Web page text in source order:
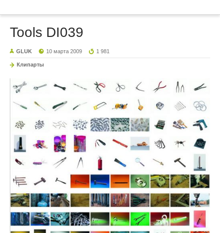
Tools DI039
GLUK 10 марта 2009 1 981
Клипарты